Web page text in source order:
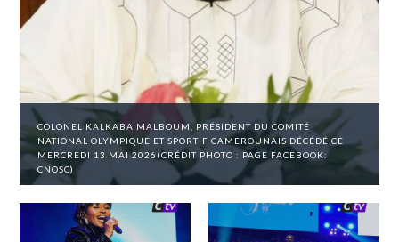
COLONEL KALKABA MALBOUM, PRÉSIDENT DU COMITÉ
NATIONAL OLYMPIQUE ET SPORTIF CAMEROUNAIS DÉCÉDÉ CE
MERCREDI 13 MAI 2026(CRÉDIT PHOTO : PAGE FACEBOOK:
CNOSC)